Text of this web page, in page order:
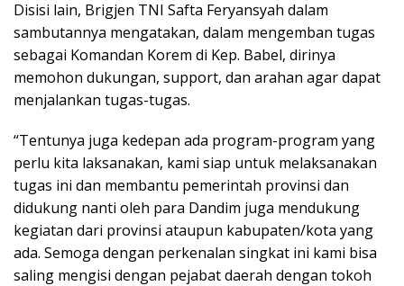
Disisi lain, Brigjen TNI Safta Feryansyah dalam
sambutannya mengatakan, dalam mengemban tugas
sebagai Komandan Korem di Kep. Babel, dirinya
memohon dukungan, support, dan arahan agar dapat
menjalankan tugas-tugas.
“Tentunya juga kedepan ada program-program yang
perlu kita laksanakan, kami siap untuk melaksanakan
tugas ini dan membantu pemerintah provinsi dan
didukung nanti oleh para Dandim juga mendukung
kegiatan dari provinsi ataupun kabupaten/kota yang
ada. Semoga dengan perkenalan singkat ini kami bisa
saling mengisi dengan pejabat daerah dengan tokoh